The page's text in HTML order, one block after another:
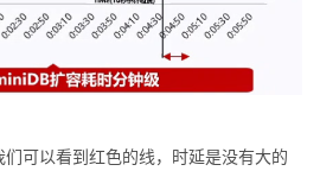
可以看到红色的线，时延是没有大的